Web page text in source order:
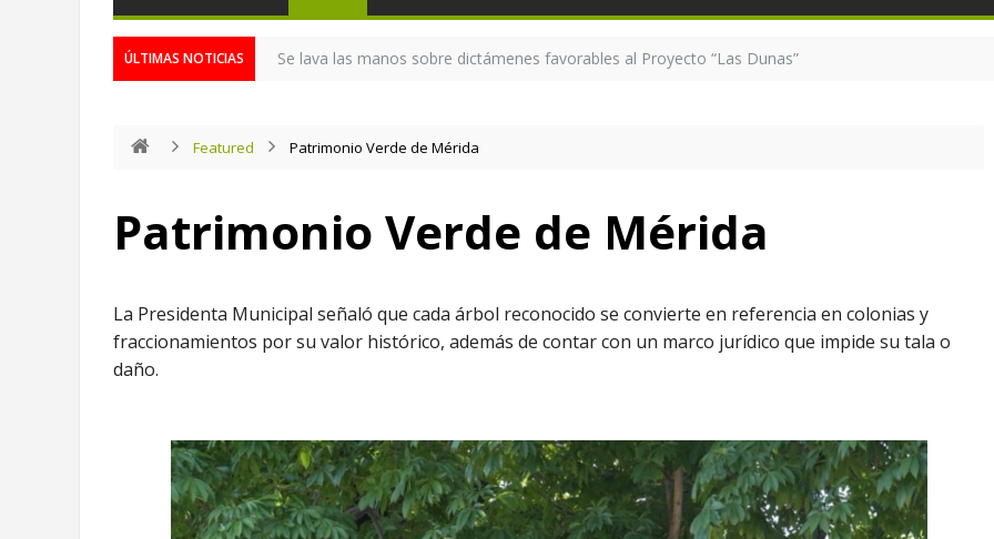
ÚLTIMAS NOTICIAS Se lava las manos sobre dictámenes favorables al Proyecto “Las Dunas”
Featured Patrimonio Verde de Mérida
Patrimonio Verde de Mérida
La Presidenta Municipal señaló que cada árbol reconocido se convierte en referencia en colonias y
fraccionamientos por su valor histórico, además de contar con un marco jurídico que impide su tala o
daño.